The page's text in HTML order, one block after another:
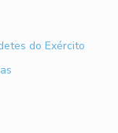
do Exército